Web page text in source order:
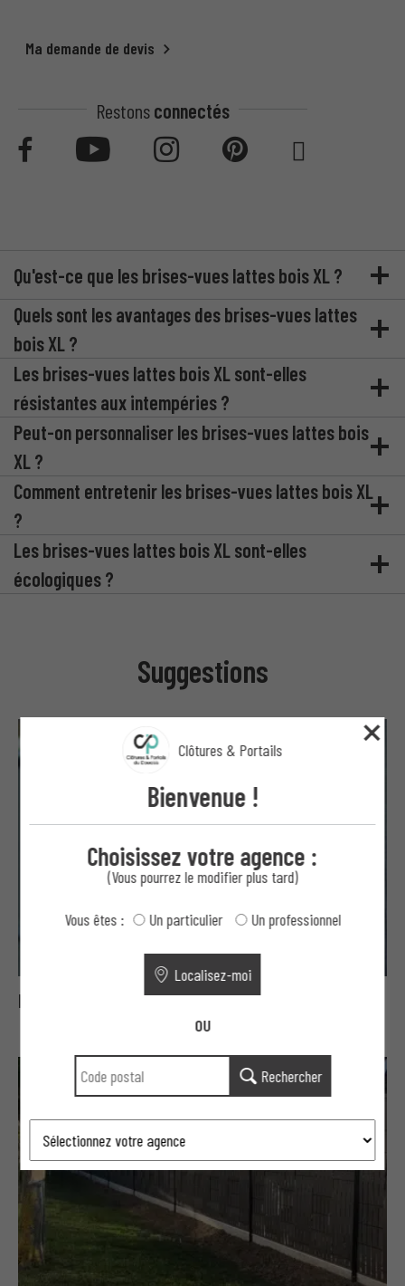
Ma demande de devis
Restonsconnectés
Qu'est-ce que les brises-vues lattes bois XL ?
Quels sont les avantages des brises-vues lattes
bois XL ?
Les brises-vues lattes bois XL sont-elles
résistantes aux intempéries ?
Peut-on personnaliser les brises-vues lattes bois
XL ?
Comment entretenir les brises-vues lattes bois XL
?
Les brises-vues lattes bois XL sont-elles
écologiques ?
Suggestions
Brises vues lattes composite PREMIUM
Clôtures & Portails
Bienvenue !
Choisissez votre agence :
(Vous pourrez le modifier plus tard)
Vous êtes : Un particulier Un professionnel
Localisez-moi
OU
Rechercher